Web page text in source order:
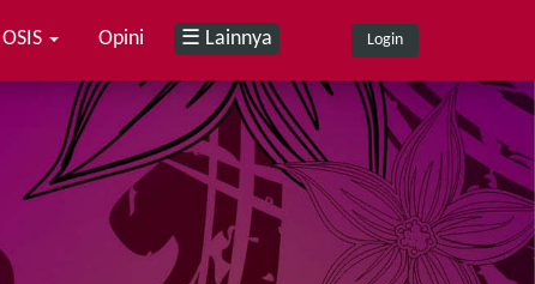
OSIS Opini ☰ Lainnya Login